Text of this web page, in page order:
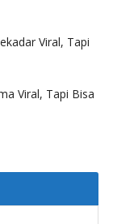
Viral, Tapi
Viral, Tapi Bisa